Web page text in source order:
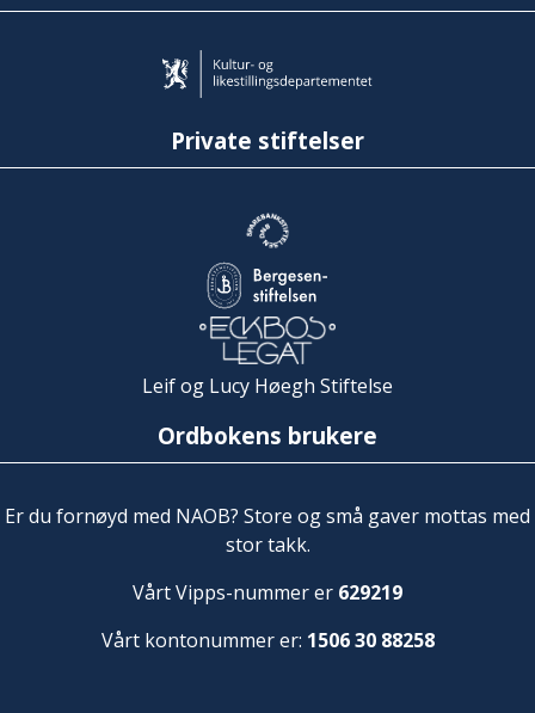
Private stiftelser
Leif og Lucy Høegh Stiftelse
Ordbokens brukere
Er du fornøyd med NAOB? Store og små gaver mottas med
stor takk.
Vårt Vipps-nummer er 629219
Vårt kontonummer er: 1506 30 88258